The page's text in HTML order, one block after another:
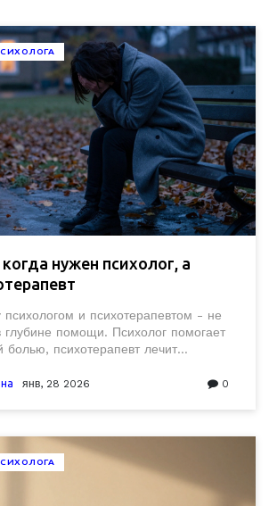
нужен психолог, а
и психотерапевтом - не
глубине помощи. Психолог помогает
болью, психотерапевт лечит
янв, 28 2026 0